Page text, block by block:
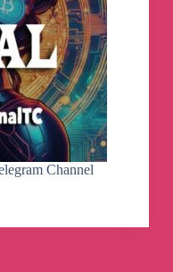
Channel